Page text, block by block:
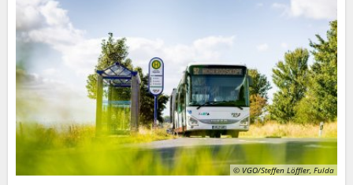
© VGO/Steffen Löffler, Fulda